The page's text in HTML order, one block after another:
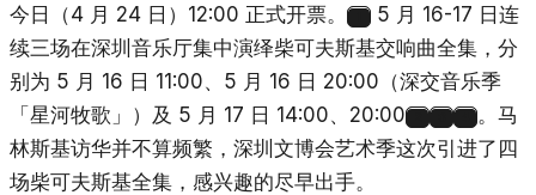
今日（4 月 24 日）12:00 正式开票。
5 月 16-17 日连
续三场在深圳音乐厅集中演绎柴可夫斯基交响曲全集，分
别为 5 月 16 日 11:00、5 月 16 日 20:00（深交音乐季
「星河牧歌」）及 5 月 17 日 14:00、20:00
。马
林斯基访华并不算频繁，深圳文博会艺术季这次引进了四
场柴可夫斯基全集，感兴趣的尽早出手。